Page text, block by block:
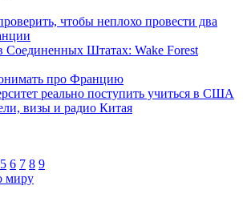
чтобы неплохо провести два
Соединенных Штатах: Wake Forest
про Францию
реально поступить учиться в США
визы и радио Китая
5 6 7 8 9
миру